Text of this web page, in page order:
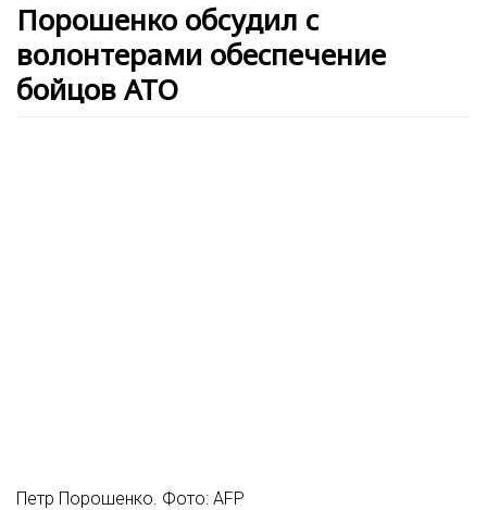
Порошенко обсудил с
волонтерами обеспечение
бойцов АТО
Петр Порошенко. Фото: AFP